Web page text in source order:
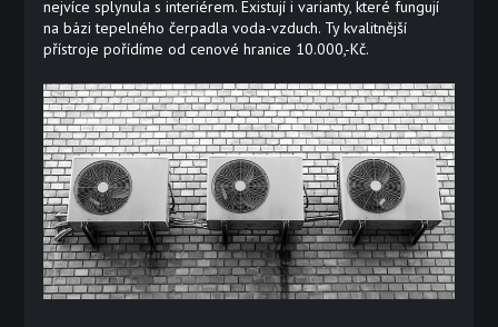
nejvíce splynula s interiérem. Existují i varianty, které fungují
na bázi tepelného čerpadla voda-vzduch. Ty kvalitnější
přístroje pořídíme od cenové hranice 10.000,-Kč.